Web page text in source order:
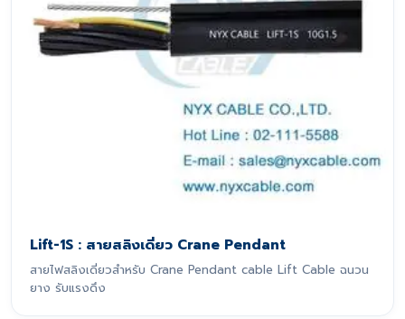
Lift-1S : สายสลิงเดี่ยว Crane Pendant
สายไฟสลิงเดี่ยวสำหรับ Crane Pendant cable Lift Cable ฉนวน
ยาง รับแรงดึง